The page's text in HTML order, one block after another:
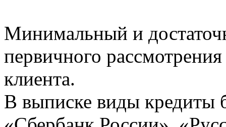
Минимальный и
первичного
клиента.
В выписке виды кредиты